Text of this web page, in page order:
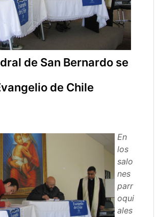
de San Bernardo se
de Chile
En
los
salo
nes
parr
oqui
ales